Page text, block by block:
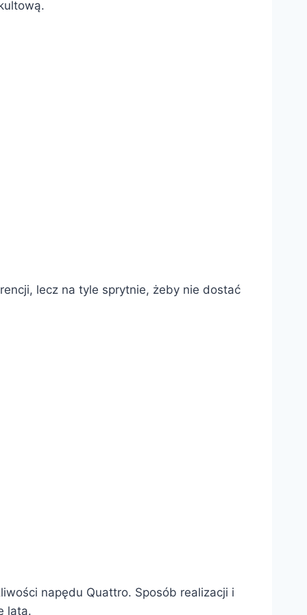
lecz na tyle sprytnie, żeby nie dostać
napędu Quattro. Sposób realizacji i
lata.